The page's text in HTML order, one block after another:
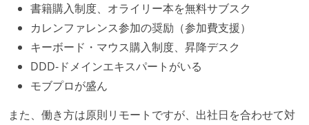
書籍購入制度、オライリー本を無料サブスク
カレンファレンス参加の奨励（参加費支援）
キーボード・マウス購入制度、昇降デスク
DDD-ドメインエキスパートがいる
モブプロが盛ん
また、働き方は原則リモートですが、出社日を合わせて対